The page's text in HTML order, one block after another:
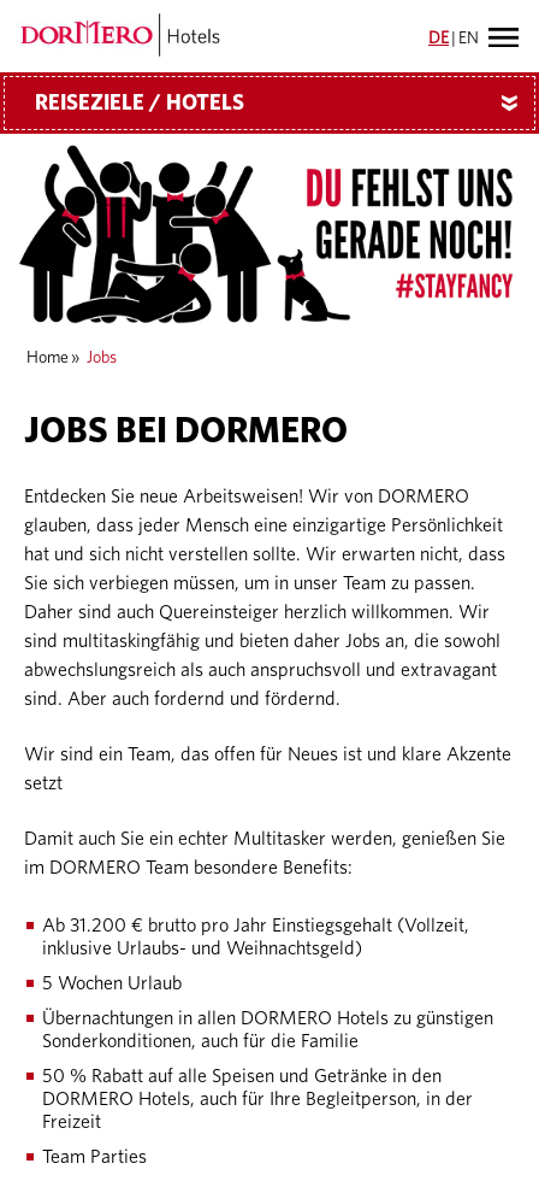
DE EN
REISEZIELE / HOTELS »
Home » Jobs
JOBS BEI DORMERO
Entdecken Sie neue Arbeitsweisen! Wir von DORMERO
glauben, dass jeder Mensch eine einzigartige Persönlichkeit
hat und sich nicht verstellen sollte. Wir erwarten nicht, dass
Sie sich verbiegen müssen, um in unser Team zu passen.
Daher sind auch Quereinsteiger herzlich willkommen. Wir
sind multitaskingfähig und bieten daher Jobs an, die sowohl
abwechslungsreich als auch anspruchsvoll und extravagant
sind. Aber auch fordernd und fördernd.
Wir sind ein Team, das offen für Neues ist und klare Akzente
setzt
Damit auch Sie ein echter Multitasker werden, genießen Sie
im DORMERO Team besondere Benefits:
Ab 31.200 € brutto pro Jahr Einstiegsgehalt (Vollzeit,
inklusive Urlaubs- und Weihnachtsgeld)
5 Wochen Urlaub
Übernachtungen in allen DORMERO Hotels zu günstigen
Sonderkonditionen, auch für die Familie
50 % Rabatt auf alle Speisen und Getränke in den
DORMERO Hotels, auch für Ihre Begleitperson, in der
Freizeit
Team Parties